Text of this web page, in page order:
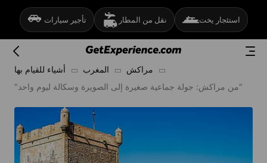
تأجير سيارات نقل من المطار استئجار يخت
أشياء للقيام بها المغرب
مراكش
"من مراكش: جولة جماعية صغيرة إلى الصويرة وسكالة ليوم واحد"